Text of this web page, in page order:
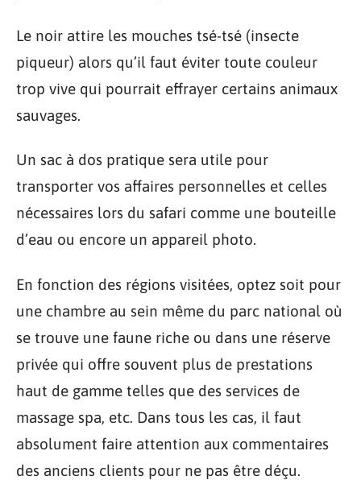
Le noir attire les mouches tsé-tsé (insecte
piqueur) alors qu’il faut éviter toute couleur
trop vive qui pourrait effrayer certains animaux
sauvages.
Un sac à dos pratique sera utile pour
transporter vos affaires personnelles et celles
nécessaires lors du safari comme une bouteille
d’eau ou encore un appareil photo.
En fonction des régions visitées, optez soit pour
une chambre au sein même du parc national où
se trouve une faune riche ou dans une réserve
privée qui offre souvent plus de prestations
haut de gamme telles que des services de
massage spa, etc. Dans tous les cas, il faut
absolument faire attention aux commentaires
des anciens clients pour ne pas être déçu.